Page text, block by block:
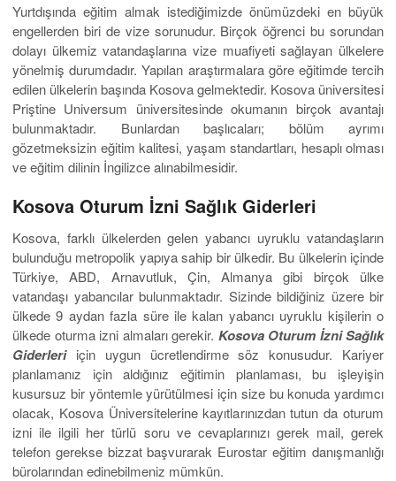
Yurtdışında eğitim almak istediğimizde önümüzdeki en büyük
engellerden biri de vize sorunudur. Birçok öğrenci bu sorundan
dolayı ülkemiz vatandaşlarına vize muafiyeti sağlayan ülkelere
yönelmiş durumdadır. Yapılan araştırmalara göre eğitimde tercih
edilen ülkelerin başında Kosova gelmektedir. Kosova üniversitesi
Priştine Universum üniversitesinde okumanın birçok avantajı
bulunmaktadır. Bunlardan başlıcaları; bölüm ayrımı
gözetmeksizin eğitim kalitesi, yaşam standartları, hesaplı olması
ve eğitim dilinin İngilizce alınabilmesidir.
Kosova Oturum İzni Sağlık Giderleri
Kosova, farklı ülkelerden gelen yabancı uyruklu vatandaşların
bulunduğu metropolik yapıya sahip bir ülkedir. Bu ülkelerin içinde
Türkiye, ABD, Arnavutluk, Çin, Almanya gibi birçok ülke
vatandaşı yabancılar bulunmaktadır. Sizinde bildiğiniz üzere bir
ülkede 9 aydan fazla süre ile kalan yabancı uyruklu kişilerin o
ülkede oturma izni almaları gerekir. Kosova Oturum İzni Sağlık
Giderleriiçin uygun ücretlendirme söz konusudur. Kariyer
planlamanız için aldığınız eğitimin planlaması, bu işleyişin
kusursuz bir yöntemle yürütülmesi için size bu konuda yardımcı
olacak, Kosova Üniversitelerine kayıtlarınızdan tutun da oturum
izni ile ilgili her türlü soru ve cevaplarınızı gerek mail, gerek
telefon gerekse bizzat başvurarak Eurostar eğitim danışmanlığı
bürolarından edinebilmeniz mümkün.